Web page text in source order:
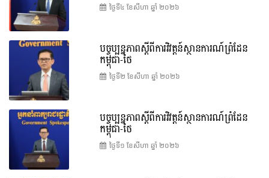
ថ្ងៃទី៤ ខែ​សីហា ឆ្នាំ ២០២៦
បច្ចុប្បន្នភាពស្ដីពីការវិវត្តន៍ស្ថានការណ៍ព្រំដែន
កម្ពុជា-ថៃ
ថ្ងៃទី២ ខែ​សីហា ឆ្នាំ ២០២៦
បច្ចុប្បន្នភាពស្ដីពីការវិវត្តន៍ស្ថានការណ៍ព្រំដែន
កម្ពុជា-ថៃ
ថ្ងៃទី១ ខែ​សីហា ឆ្នាំ ២០២៦